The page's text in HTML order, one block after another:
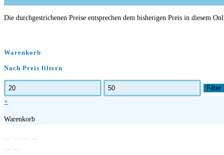
Die durchgestrichenen Preise entsprechen dem bisherigen Preis in diesem
Warenkorb
Nach Preis filtern
Min.
Preis
Max.
Preis
Filter
×
Warenkorb